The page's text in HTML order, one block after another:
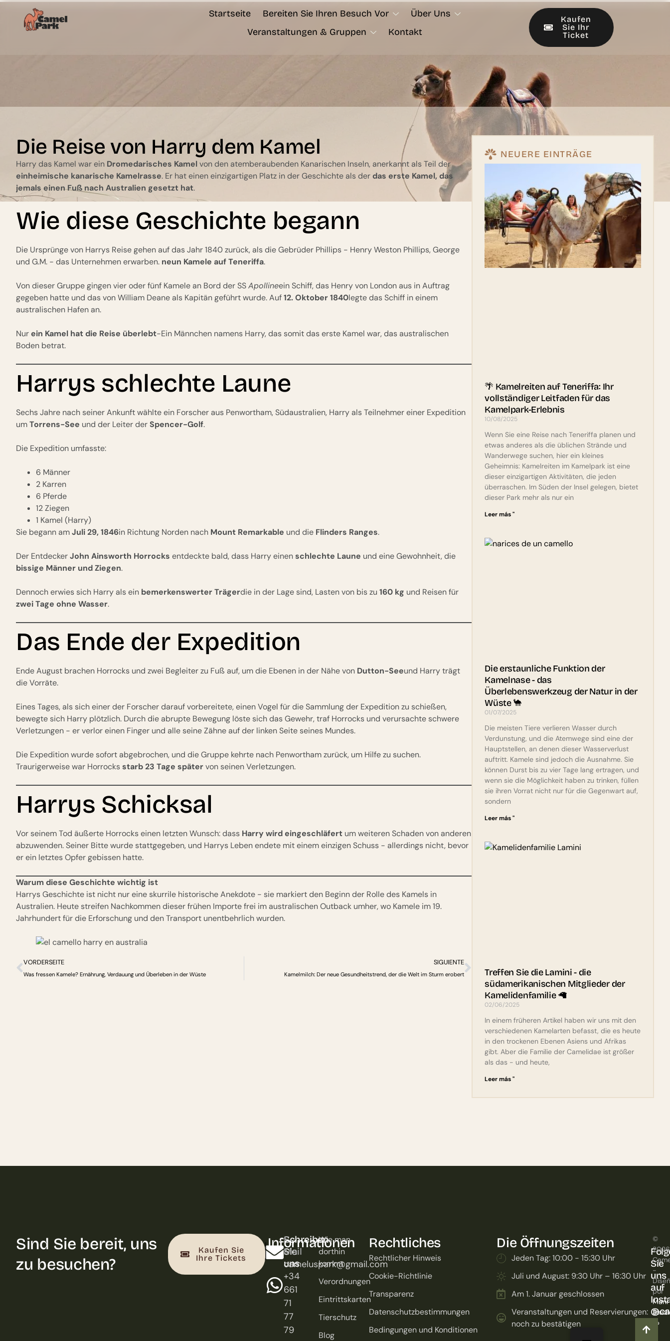
springen
Startseite Bereiten Sie Ihren Besuch Vor
Über Uns
Veranstaltungen & Gruppen
Kontakt
Kaufen
Sie Ihr
Ticket
Die Reise von Harry dem Kamel
Harry das Kamel war ein Dromedarisches Kamelvon den atemberaubenden Kanarischen Inseln, anerkannt als Teil der
einheimische kanarische Kamelrasse. Er hat einen einzigartigen Platz in der Geschichte als der das erste Kamel, das
jemals einen Fuß nach Australien gesetzt hat.
Wie diese Geschichte begann
Die Ursprünge von Harrys Reise gehen auf das Jahr 1840 zurück, als die Gebrüder Phillips - Henry Weston Phillips, George
und G.M. - das Unternehmen erwarben. neun Kamele auf Teneriffa.
Von dieser Gruppe gingen vier oder fünf Kamele an Bord der SSApollineein Schiff, das Henry von London aus in Auftrag
gegeben hatte und das von William Deane als Kapitän geführt wurde. Auf12. Oktober 1840legte das Schiff in einem
australischen Hafen an.
Nurein Kamel hat die Reise überlebt-Ein Männchen namens Harry, das somit das erste Kamel war, das australischen
Boden betrat.
Harrys schlechte Laune
Sechs Jahre nach seiner Ankunft wählte ein Forscher aus Penwortham, Südaustralien, Harry als Teilnehmer einer Expedition
umTorrens-See und der Leiter derSpencer-Golf.
Die Expedition umfasste:
6 Männer
2 Karren
6 Pferde
12 Ziegen
1 Kamel (Harry)
Sie begann amJuli 29, 1846in Richtung Norden nach Mount Remarkable und die Flinders Ranges.
Der EntdeckerJohn Ainsworth Horrocks entdeckte bald, dass Harry einenschlechte Laune und eine Gewohnheit, die
bissige Männer und Ziegen.
Dennoch erwies sich Harry als ein bemerkenswerter Trägerdie in der Lage sind, Lasten von bis zu 160 kg und Reisen für
zwei Tage ohne Wasser.
Das Ende der Expedition
Ende August brachen Horrocks und zwei Begleiter zu Fuß auf, um die Ebenen in der Nähe von Dutton-Seeund Harry trägt
die Vorräte.
Eines Tages, als sich einer der Forscher darauf vorbereitete, einen Vogel für die Sammlung der Expedition zu schießen,
bewegte sich Harry plötzlich. Durch die abrupte Bewegung löste sich das Gewehr, traf Horrocks und verursachte schwere
Verletzungen - er verlor einen Finger und alle seine Zähne auf der linken Seite seines Mundes.
Die Expedition wurde sofort abgebrochen, und die Gruppe kehrte nach Penwortham zurück, um Hilfe zu suchen.
Traurigerweise war Horrocksstarb 23 Tage spätervon seinen Verletzungen.
Harrys Schicksal
Vor seinem Tod äußerte Horrocks einen letzten Wunsch: dass Harry wird eingeschläfert um weiteren Schaden von anderen
abzuwenden. Seiner Bitte wurde stattgegeben, und Harrys Leben endete mit einem einzigen Schuss - allerdings nicht, bevor
er ein letztes Opfer gebissen hatte.
Warum diese Geschichte wichtig ist
Harrys Geschichte ist nicht nur eine skurrile historische Anekdote - sie markiert den Beginn der Rolle des Kamels in
Australien. Heute streifen Nachkommen dieser frühen Importe frei im australischen Outback umher, wo Kamele im 19.
Jahrhundert für die Erforschung und den Transport unentbehrlich wurden.
VORDERSEITE
Was fressen Kamele? Ernährung, Verdauung und Überleben in der Wüste
SIGUIENTE
Kamelmilch: Der neue Gesundheitstrend, der die Welt im Sturm erobert
NEUERE EINTRÄGE
🌴 Kamelreiten auf Teneriffa: Ihr
vollständiger Leitfaden für das
Kamelpark-Erlebnis
10/08/2025
Wenn Sie eine Reise nach Teneriffa planen und
etwas anderes als die üblichen Strände und
Wanderwege suchen, hier ein kleines
Geheimnis: Kamelreiten im Kamelpark ist eine
dieser einzigartigen Aktivitäten, die jeden
überraschen. Im Süden der Insel gelegen, bietet
dieser Park mehr als nur ein
Leer más "
Die erstaunliche Funktion der
Kamelnase - das
Überlebenswerkzeug der Natur in der
Wüste 🐪
01/07/2025
Die meisten Tiere verlieren Wasser durch
Verdunstung, und die Atemwege sind eine der
Hauptstellen, an denen dieser Wasserverlust
auftritt. Kamele sind jedoch die Ausnahme. Sie
können Durst bis zu vier Tage lang ertragen, und
wenn sie die Möglichkeit haben zu trinken, füllen
sie ihren Vorrat nicht nur für die Gegenwart auf,
sondern
Leer más "
Treffen Sie die Lamini - die
südamerikanischen Mitglieder der
Kamelidenfamilie 🦙
02/06/2025
In einem früheren Artikel haben wir uns mit den
verschiedenen Kamelarten befasst, die es heute
in den trockenen Ebenen Asiens und Afrikas
gibt. Aber die Familie der Camelidae ist größer
als das - und heute,
Leer más "
Sind Sie bereit, uns
zu besuchen?
Kaufen Sie
Ihre Tickets
Schreiben
Sie
uns
+34
661
71
77
79
E-
Mail
cameluspark@gmail.com
Informationen
Wie man
dorthin
kommt
Verordnungen
Eintrittskarten
Tierschutz
Blog
Rechtliches
Rechtlicher Hinweis
Cookie-Richtlinie
Transparenz
Datenschutzbestimmungen
Bedingungen und Konditionen
Die Öffnungszeiten
Jeden Tag: 10:00 - 15:30 Uhr
Juli und August: 9:30 Uhr – 16:30 Uhr
Am 1. Januar geschlossen
Veranstaltungen und Reservierungen:
noch zu bestätigen
Sie
uns
auf
©
2026
-
por
Maní
🥜